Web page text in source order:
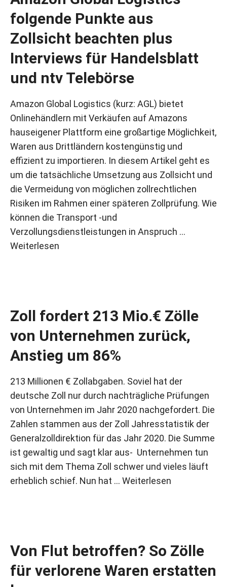
folgende Punkte aus
Zollsicht beachten plus
Interviews für Handelsblatt
und ntv Telebörse
Amazon Global Logistics (kurz: AGL) bietet
Onlinehändlern mit Verkäufen auf Amazons
hauseigener Plattform eine großartige Möglichkeit,
Waren aus Drittländern kostengünstig und
effizient zu importieren. In diesem Artikel geht es
um die tatsächliche Umsetzung aus Zollsicht und
die Vermeidung von möglichen zollrechtlichen
Risiken im Rahmen einer späteren Zollprüfung. Wie
können die Transport -und
Verzollungsdienstleistungen in Anspruch …
Weiterlesen
Zoll fordert 213 Mio.€ Zölle
von Unternehmen zurück,
Anstieg um 86%
213 Millionen € Zollabgaben. Soviel hat der
deutsche Zoll nur durch nachträgliche Prüfungen
von Unternehmen im Jahr 2020 nachgefordert. Die
Zahlen stammen aus der Zoll Jahresstatistik der
Generalzolldirektion für das Jahr 2020. Die Summe
ist gewaltig und sagt klar aus- Unternehmen tun
sich mit dem Thema Zoll schwer und vieles läuft
erheblich schief. Nun hat … Weiterlesen
Von Flut betroffen? So Zölle
für verlorene Waren erstatten